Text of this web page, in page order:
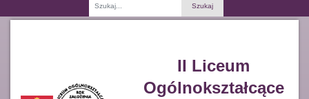
II Liceum
Ogólnokształcące